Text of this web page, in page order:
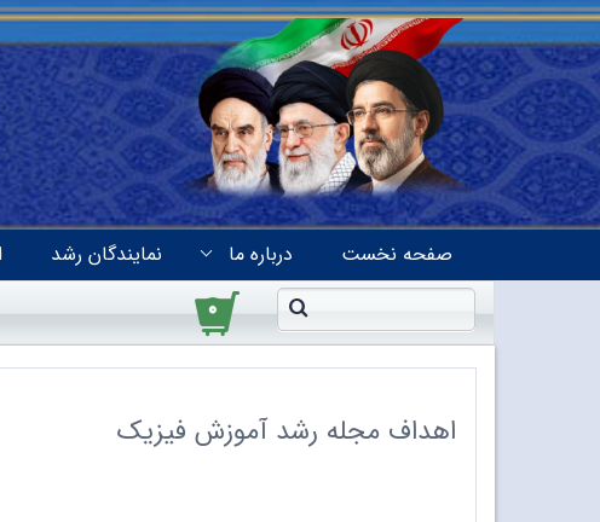
صفحه نخست درباره ما نمایندگان رشد
۰
اهداف مجله رشد آموزش فیزیک